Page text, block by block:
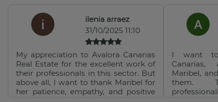
ilenia arraez
31/10/2025 11:10
My appreciation to Avalora Canarias
Real Estate for the excellent work of
their professionals in this sector. But
above all, I want to thank Maribel for
her patience, empathy, and positive
I want to
Canarias,
Maribel,
them.